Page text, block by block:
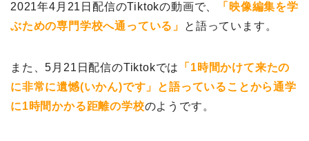
2021年4月21日配信のTiktokの動画で、
「映像編集を学
ぶための専門学校へ通っている」
と語っています。
また、5月21日配信のTiktokでは
「1時間かけて来たの
に非常に遺憾(いかん)です」と語っていることから通学
に1時間かかる距離の学校のようです。